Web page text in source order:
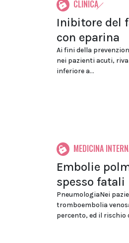
CLINICA
Inibitore del
con eparina
Ai fini della
nei pazienti acuti,
inferiore a...
MEDICINA
Embolie
spesso fatali
PneumologiaNei
tromboembolia
percento, ed il rischio